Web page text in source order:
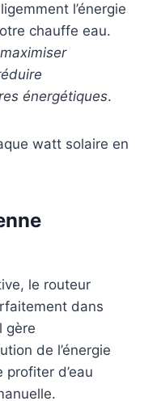
l’énergie
chauffe eau.
énergétiques.
watt solaire en
le routeur
dans
gère
de l’énergie
d’eau